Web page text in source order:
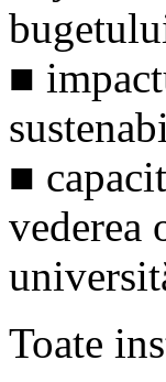
■
■
vederea
Toate